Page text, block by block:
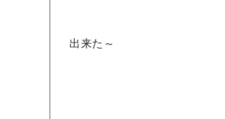
出来た～